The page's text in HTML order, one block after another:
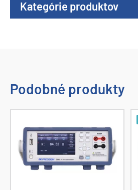
Kategórie produktov
Podobné produkty